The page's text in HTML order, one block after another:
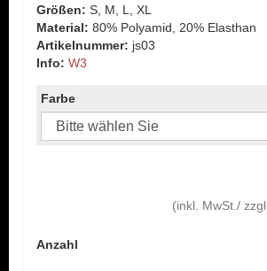
Größen: S, M, L, XL
Material: 80% Polyamid, 20% Elasthan
Artikelnummer: js03
Info: W3
Farbe
(inkl. MwSt./ zzgl.
Anzahl